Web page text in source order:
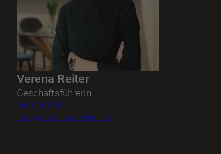
Verena Reiter
Geschäftsführerin
0661-9012870
info@reiter-immobilien.net